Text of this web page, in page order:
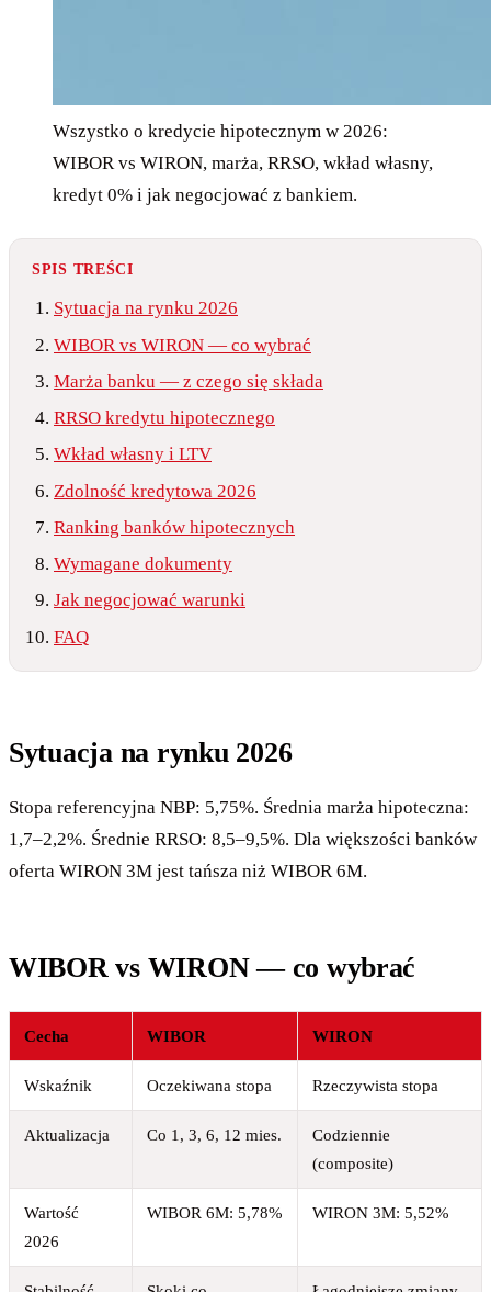
Wszystko o kredycie hipotecznym w 2026:
WIBOR vs WIRON, marża, RRSO, wkład własny,
kredyt 0% i jak negocjować z bankiem.
SPIS TREŚCI
Sytuacja na rynku 2026
WIBOR vs WIRON — co wybrać
Marża banku — z czego się składa
RRSO kredytu hipotecznego
Wkład własny i LTV
Zdolność kredytowa 2026
Ranking banków hipotecznych
Wymagane dokumenty
Jak negocjować warunki
FAQ
Sytuacja na rynku 2026
Stopa referencyjna NBP: 5,75%. Średnia marża hipoteczna:
1,7–2,2%. Średnie RRSO: 8,5–9,5%. Dla większości banków
oferta WIRON 3M jest tańsza niż WIBOR 6M.
WIBOR vs WIRON — co wybrać
Cecha WIBOR WIRON
Wskaźnik Oczekiwana stopa Rzeczywista stopa
Aktualizacja Co 1, 3, 6, 12 mies.
Codziennie
(composite)
Wartość
2026
WIBOR 6M: 5,78% WIRON 3M: 5,52%